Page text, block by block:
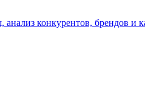
конкурентов, брендов и